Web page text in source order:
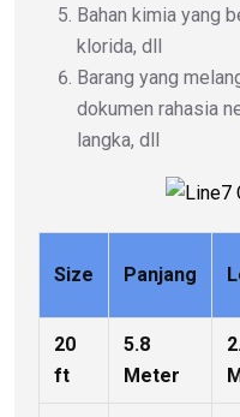
Bahan kimia yang
klorida, dll
Barang yang
dokumen rahasia
langka, dll
Size Panjang
20
ft
5.8
Meter